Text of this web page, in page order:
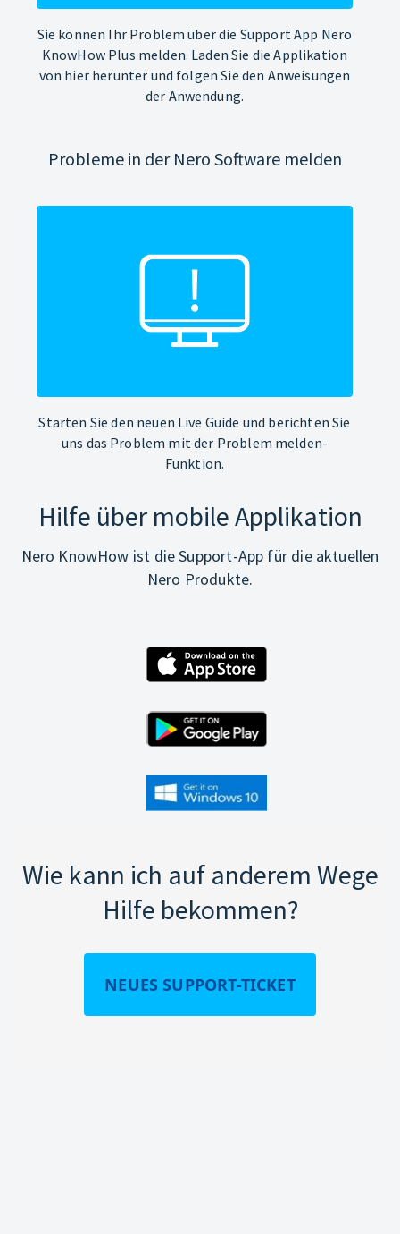
Sie können Ihr Problem über die Support App Nero
KnowHow Plus melden. Laden Sie die Applikation
von hier herunter und folgen Sie den Anweisungen
der Anwendung.
Probleme in der Nero Software melden
Starten Sie den neuen Live Guide und berichten Sie
uns das Problem mit der Problem melden-
Funktion.
Hilfe über mobile Applikation
Nero KnowHow ist die Support-App für die aktuellen
Nero Produkte.
Wie kann ich auf anderem Wege
Hilfe bekommen?
NEUES SUPPORT-TICKET